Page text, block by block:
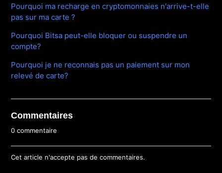
Pourquoi ma recharge en cryptomonnaies n'arrive-t-elle
pas sur ma carte ?
Pourquoi Bitsa peut-elle bloquer ou suspendre un
compte?
Pourquoi je ne reconnais pas un paiement sur mon
relevé de carte?
Commentaires
0 commentaire
Cet article n'accepte pas de commentaires.